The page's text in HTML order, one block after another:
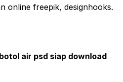
online freepik, designhooks.
air psd siap download